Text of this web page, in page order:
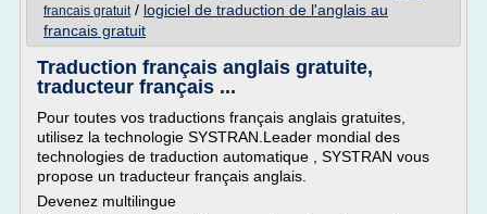
francais gratuit/ logiciel de traduction de l'anglais au
francais gratuit
Traduction français anglais gratuite,
traducteur français ...
Pour toutes vos traductions français anglais gratuites,
utilisez la technologie SYSTRAN.Leader mondial des
technologies de traduction automatique , SYSTRAN vous
propose un traducteur français anglais.
Devenez multilingue